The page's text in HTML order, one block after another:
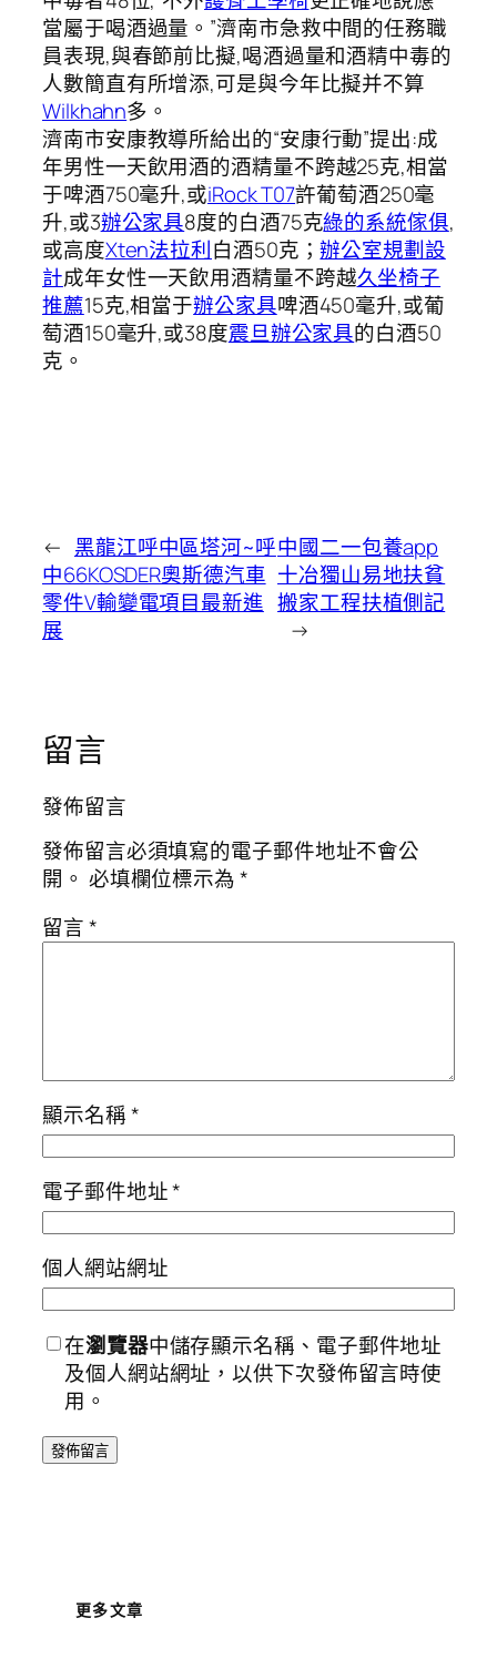
當屬于喝酒過量。”濟南市急救中間的任務職
員表現,與春節前比擬,喝酒過量和酒精中毒的
人數簡直有所增添,可是與今年比擬并不算
Wilkhahn多。
濟南市安康教導所給出的“安康行動”提出:成
年男性一天飲用酒的酒精量不跨越25克,相當
于啤酒750毫升,或iRock T07許葡萄酒250毫
升,或3辦公家具8度的白酒75克綠的系統傢俱,
或高度Xten法拉利白酒50克；辦公室規劃設
計成年女性一天飲用酒精量不跨越久坐椅子
推薦15克,相當于辦公家具啤酒450毫升,或葡
萄酒150毫升,或38度震旦辦公家具的白酒50
克。
← 黑龍江呼中區塔河~呼
中66KOSDER奧斯德汽車
零件V輸變電項目最新進
展
中國二一包養app
十冶獨山易地扶貧
搬家工程扶植側記
→
留言
發佈留言
發佈留言必須填寫的電子郵件地址不會公
開。 必填欄位標示為*
留言*
顯示名稱*
電子郵件地址*
個人網站網址
在瀏覽器中儲存顯示名稱、電子郵件地址
及個人網站網址，以供下次發佈留言時使
用。
更多文章